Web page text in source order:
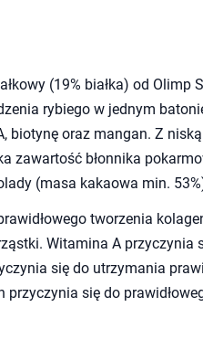
(19% białka) od Olimp
rybiego w jednym
biotynę oraz mangan. Z
zawartość błonnika
(masa kakaowa min.
tworzenia
Witamina A przyczynia
się do utrzymania
przyczynia się do